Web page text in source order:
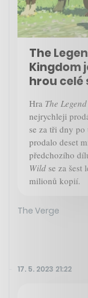
The
Kingdom
hrou celé
Hra The
nejrychleji
se za tři dny
prodalo deset
předchozího
Wild se za šest
milionů kopií.
The Verge
17. 5. 2023 21:22